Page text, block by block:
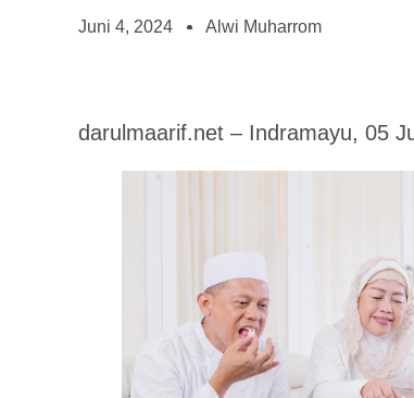
Juni 4, 2024 Alwi Muharrom
darulmaarif.net – Indramayu, 05